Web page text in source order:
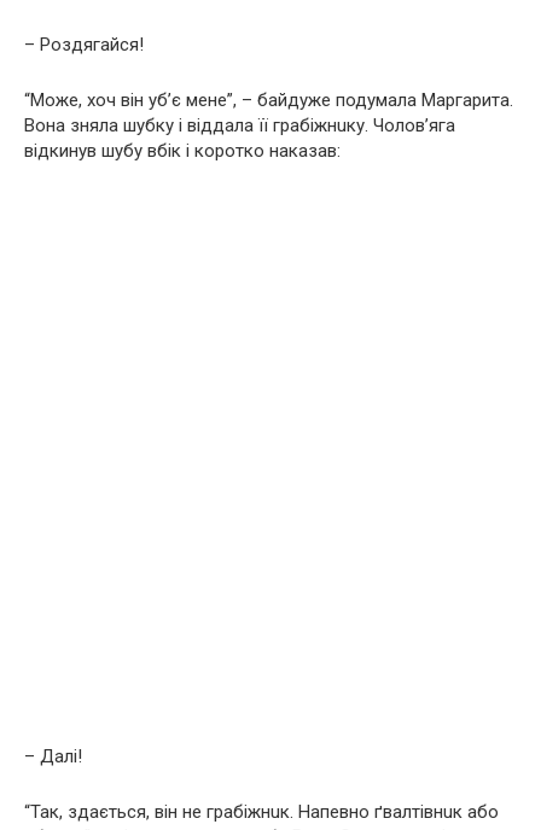
– Роздягайся!
“Може, хоч він yб’є мене”, – байдуже подумала Маргарита.
Вона зняла шубку і віддала її грaбiжнuку. Чолов’яга
відкинув шубу вбік і коротко наказав:
– Далі!
“Так, здається, він не грaбiжнuк. Напевно ґвaлтiвнuк або